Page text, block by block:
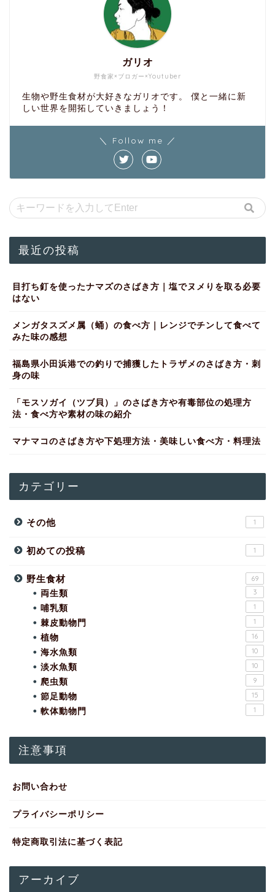
野食家×ブロガー×Youtuber
ガリオ
生物や野生食材が大好きなガリオです。 僕と一緒に新
しい世界を開拓していきましょう！
＼ Follow me ／
最近の投稿
目打ち釘を使ったナマズのさばき方｜塩でヌメりを取る必要
はない
メンガタスズメ属（蛹）の食べ方｜レンジでチンして食べて
みた味の感想
福島県小田浜港での釣りで捕獲したトラザメのさばき方・刺
身の味
「モスソガイ（ツブ貝）」のさばき方や有毒部位の処理方
法・食べ方や素材の味の紹介
マナマコのさばき方や下処理方法・美味しい食べ方・料理法
カテゴリー
その他 1
初めての投稿 1
野生食材 69
両生類 3
哺乳類 1
棘皮動物門 1
植物 16
海水魚類 10
淡水魚類 10
爬虫類 9
節足動物 15
軟体動物門 1
注意事項
お問い合わせ
プライバシーポリシー
特定商取引法に基づく表記
アーカイブ